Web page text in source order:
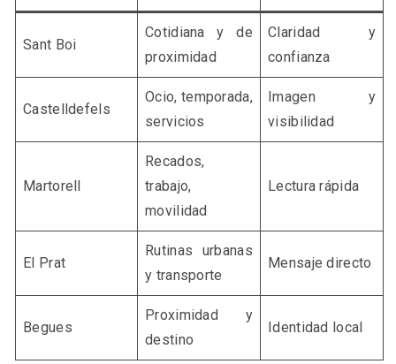
Sant Boi
Cotidiana y de
proximidad
Claridad y
confianza
Castelldefels
Ocio, temporada,
servicios
Imagen y
visibilidad
Martorell
Recados,
trabajo,
movilidad
Lectura rápida
El Prat
Rutinas urbanas
y transporte
Mensaje directo
Begues
Proximidad y
destino
Identidad local